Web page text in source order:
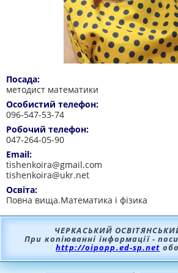
Посада:
методист математики
Особистий телефон:
096-547-53-74
Робочий телефон:
047-264-05-90
Email:
tishenkoira@gmail.com
tishenkoira@ukr.net
Освіта:
Повна вища.Математика і фізика
ЧЕРКАСЬКИЙ
При копіюванні інформації -
http://oipopp.ed-sp.net